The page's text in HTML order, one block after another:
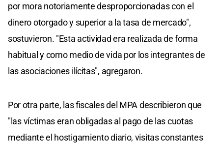
por mora notoriamente desproporcionadas con el
dinero otorgado y superior a la tasa de mercado",
sostuvieron. "Esta actividad era realizada de forma
habitual y como medio de vida por los integrantes de
las asociaciones ilícitas", agregaron.
Por otra parte, las fiscales del MPA describieron que
"las víctimas eran obligadas al pago de las cuotas
mediante el hostigamiento diario, visitas constantes